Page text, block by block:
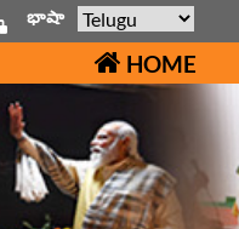
భాషా
HOME